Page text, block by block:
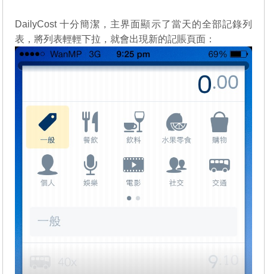
DailyCost 十分簡潔，主界面顯示了當天的全部記錄列
表，將列表輕輕下拉，就會出現新的記賬頁面：